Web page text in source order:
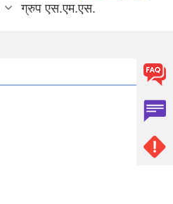
ग्रुप एस.एम.एस.